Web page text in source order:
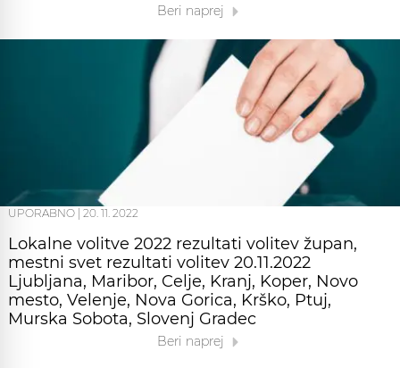
Beri naprej
UPORABNO 20. 11. 2022
Lokalne volitve 2022 rezultati volitev župan,
mestni svet rezultati volitev 20.11.2022
Ljubljana, Maribor, Celje, Kranj, Koper, Novo
mesto, Velenje, Nova Gorica, Krško, Ptuj,
Murska Sobota, Slovenj Gradec
Beri naprej